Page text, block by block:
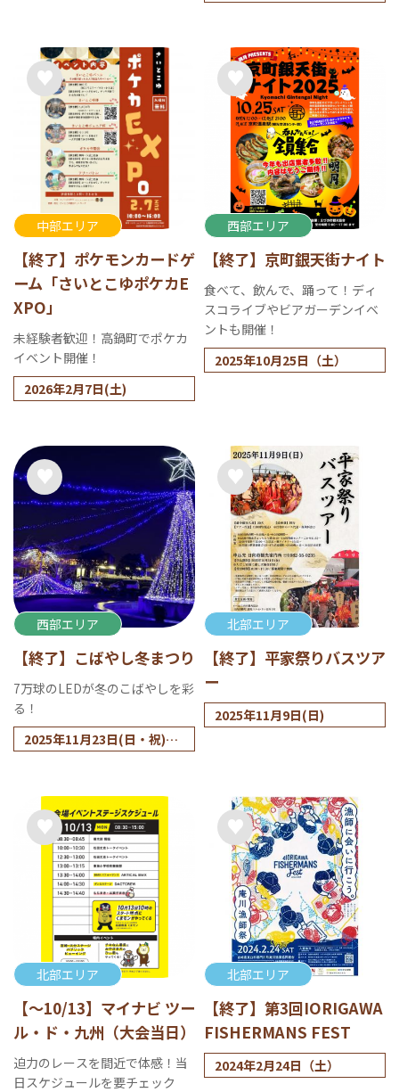
中部エリア
【終了】ポケモンカードゲ
ーム「さいとこゆポケカE
XPO」
未経験者歓迎！高鍋町でポケカ
イベント開催！
2026年2月7日(土)
西部エリア
【終了】京町銀天街ナイト
食べて、飲んで、踊って！ディ
スコライブやビアガーデンイベ
ントも開催！
2025年10月25日（土）
西部エリア
【終了】こばやし冬まつり
7万球のLEDが冬のこばやしを彩
る！
2025年11月23日(日・祝)～
北部エリア
【終了】平家祭りバスツア
ー
2025年11月9日(日)
北部エリア
【～10/13】マイナビ ツー
ル・ド・九州（大会当日）
迫力のレースを間近で体感！当
日スケジュールを要チェック
北部エリア
【終了】第3回IORIGAWA
FISHERMANS FEST
2024年2月24日（土）